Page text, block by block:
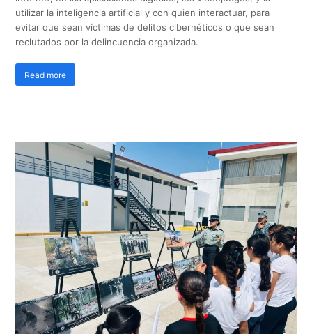
utilizar la inteligencia artificial y con quien interactuar, para
evitar que sean víctimas de delitos cibernéticos o que sean
reclutados por la delincuencia organizada.
Read more